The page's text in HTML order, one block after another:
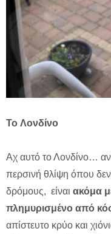
To Λονδίνο
Aχ αυτό το Λονδίνο… αν
περσινή θλίψη όπου
δρόμους, είναι ακόμα
πλημυρισμένο από
απίστευτο κρύο και